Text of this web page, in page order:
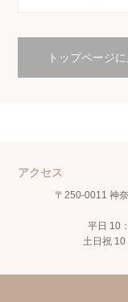
トップページ
アクセス
〒250-0011 神
平日 10
土日祝 10